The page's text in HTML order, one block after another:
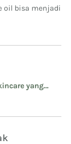
oil bisa menjadi
yang